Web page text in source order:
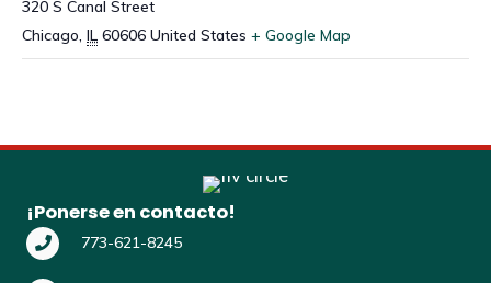
320 S Canal Street
Chicago, IL 60606 United States + Google Map
¡Ponerse en contacto!
773-621-8245